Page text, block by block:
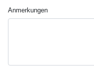
Anmerkungen